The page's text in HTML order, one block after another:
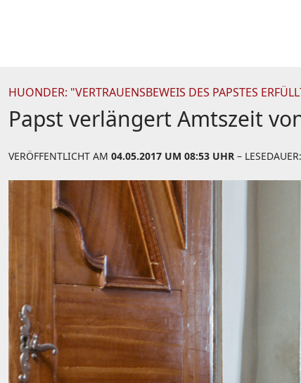
HUONDER: "VERTRAUENSBEWEIS DES PAPSTES
Papst verlängert Amtszeit
VERÖFFENTLICHT AM 04.05.2017 UM 08:53 UHR – LESEDAUER: